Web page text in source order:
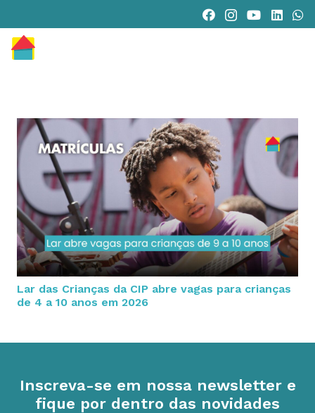
Lar das Crianças da CIP abre vagas para crianças
de 4 a 10 anos em 2026
Inscreva-se em nossa newsletter e
fique por dentro das novidades